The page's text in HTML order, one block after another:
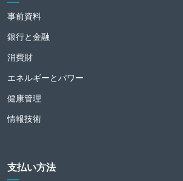
事前資料
銀行と金融
消費財
エネルギーとパワー
健康管理
情報技術
支払い方法